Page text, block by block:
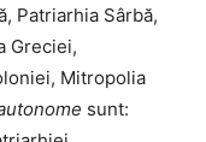
Patriarhia Sârbă,
Greciei,
Mitropolia
sunt: